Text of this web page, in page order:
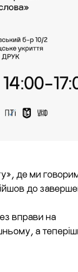
де ми
до
вправи на
а